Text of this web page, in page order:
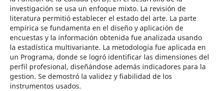
investigación se usa un enfoque mixto. La revisión de
literatura permitió establecer el estado del arte. La parte
empírica se fundamenta en el diseño y aplicación de
encuestas y la información obtenida fue analizada usando
la estadística multivariante. La metodología fue aplicada en
un Programa, donde se logró identificar las dimensiones del
perfil profesional, diseñándose además indicadores para la
gestion. Se demostró la validez y fiabilidad de los
instrumentos usados.